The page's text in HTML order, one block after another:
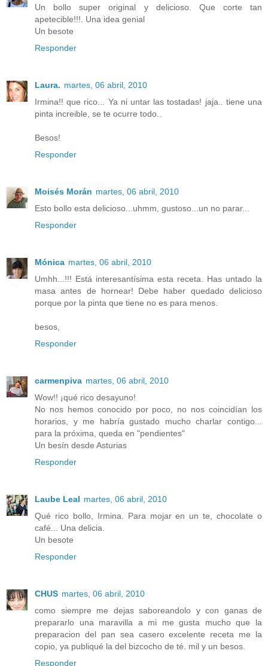
Un bollo super original y delicioso. Que corte tan
apetecible!!!. Una idea genial
Un besote
Responder
Laura. martes, 06 abril, 2010
Irmina!! que rico... Ya ni untar las tostadas! jaja.. tiene una
pinta increible, se te ocurre todo..
Besos!
Responder
Moisés Morán martes, 06 abril, 2010
Esto bollo esta delicioso...uhmm, gustoso...un no parar...
Responder
Mónica martes, 06 abril, 2010
Umhh...!!! Está interesantísima esta receta. Has untado la
masa antes de hornear! Debe haber quedado delicioso
porque por la pinta que tiene no es para menos.
besos,
Responder
carmenpiva martes, 06 abril, 2010
Wow!! ¡qué rico desayuno!
No nos hemos conocido por poco, no nos coincidían los
horarios, y me habría gustado mucho charlar contigo...
para la próxima, queda en "pendientes"
Un besín desde Asturias
Responder
Laube Leal martes, 06 abril, 2010
Qué rico bollo, Irmina. Para mojar en un te, chocolate o
café... Una delicia.
Un besote
Responder
CHUS martes, 06 abril, 2010
como siempre me dejas saboreandolo y con ganas de
prepararlo una maravilla a mi me gusta mucho que la
preparacion del pan sea casero excelente receta me la
copio, ya publiqué la del bizcocho de té. mil y un besos.
Responder